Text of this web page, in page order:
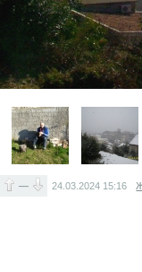
— 24.03.2024 15:16